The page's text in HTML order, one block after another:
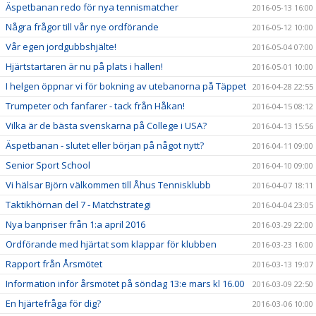
Äspetbanan redo för nya tennismatcher 2016-05-13 16:00
Några frågor till vår nye ordförande 2016-05-12 10:00
Vår egen jordgubbshjälte! 2016-05-04 07:00
Hjärtstartaren är nu på plats i hallen! 2016-05-01 10:00
I helgen öppnar vi för bokning av utebanorna på Täppet 2016-04-28 22:55
Trumpeter och fanfarer - tack från Håkan! 2016-04-15 08:12
Vilka är de bästa svenskarna på College i USA? 2016-04-13 15:56
Äspetbanan - slutet eller början på något nytt? 2016-04-11 09:00
Senior Sport School 2016-04-10 09:00
Vi hälsar Björn välkommen till Åhus Tennisklubb 2016-04-07 18:11
Taktikhörnan del 7 - Matchstrategi 2016-04-04 23:05
Nya banpriser från 1:a april 2016 2016-03-29 22:00
Ordförande med hjärtat som klappar för klubben 2016-03-23 16:00
Rapport från Årsmötet 2016-03-13 19:07
Information inför årsmötet på söndag 13:e mars kl 16.00 2016-03-09 22:50
En hjärtefråga för dig? 2016-03-06 10:00